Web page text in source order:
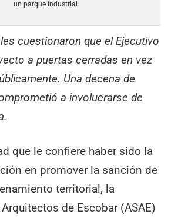
un parque industrial.
cuestionaron que el Ejecutivo
a puertas cerradas en vez
Una decena de
a involucrarse de
que le confiere haber sido la
en promover la sanción de
territorial, la
de Escobar (ASAE)